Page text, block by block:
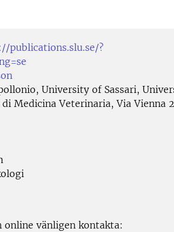
publications.slu.se/?
University of Sassari,
Medicina Veterinaria, Via Vienna
vänligen kontakta: